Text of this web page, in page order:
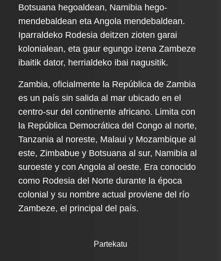
Botsuana hegoaldean, Namibia hego-
mendebaldean eta Angola mendebaldean.
Iparraldeko Rodesia deitzen zioten garai
kolonialean, eta gaur egungo izena Zambeze
ibaitik dator, herrialdeko ibai nagusitik.
Zambia, oficialmente la República de Zambia
es un país sin salida al mar ubicado en el
centro-sur del continente africano. Limita con
la República Democrática del Congo al norte,
Tanzania al noreste, Malaui y Mozambique al
este, Zimbabue y Botsuana al sur, Namibia al
suroeste y con Angola al oeste. Era conocido
como Rodesia del Norte durante la época
colonial y su nombre actual proviene del río
Zambeze, el principal del país.
Partekatu